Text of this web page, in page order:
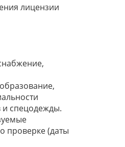
лицензии
и спецодежды.
проверке (даты